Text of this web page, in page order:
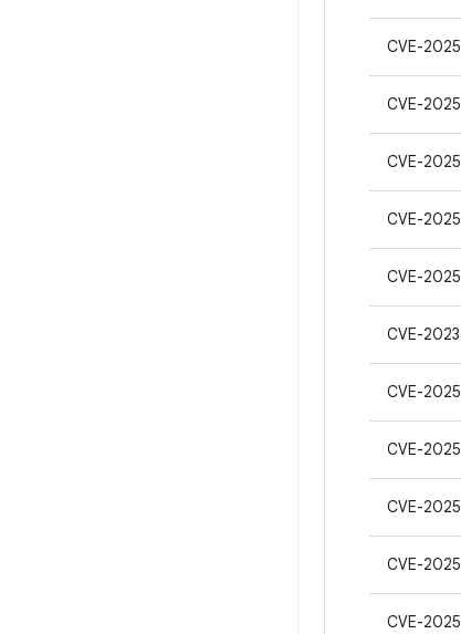
CVE-
CVE-
CVE-
CVE-
CVE-
CVE-
CVE-
CVE-
CVE-
CVE-
CVE-